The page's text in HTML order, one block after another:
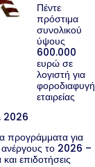
Πέντε
πρόστιμα
συνολικού
ύψους
600.000
ευρώ σε
λογιστή για
φοροδιαφυγή
εταιρείας
2026
προγράμματα για
ανέργους το 2026 –
και επιδοτήσεις